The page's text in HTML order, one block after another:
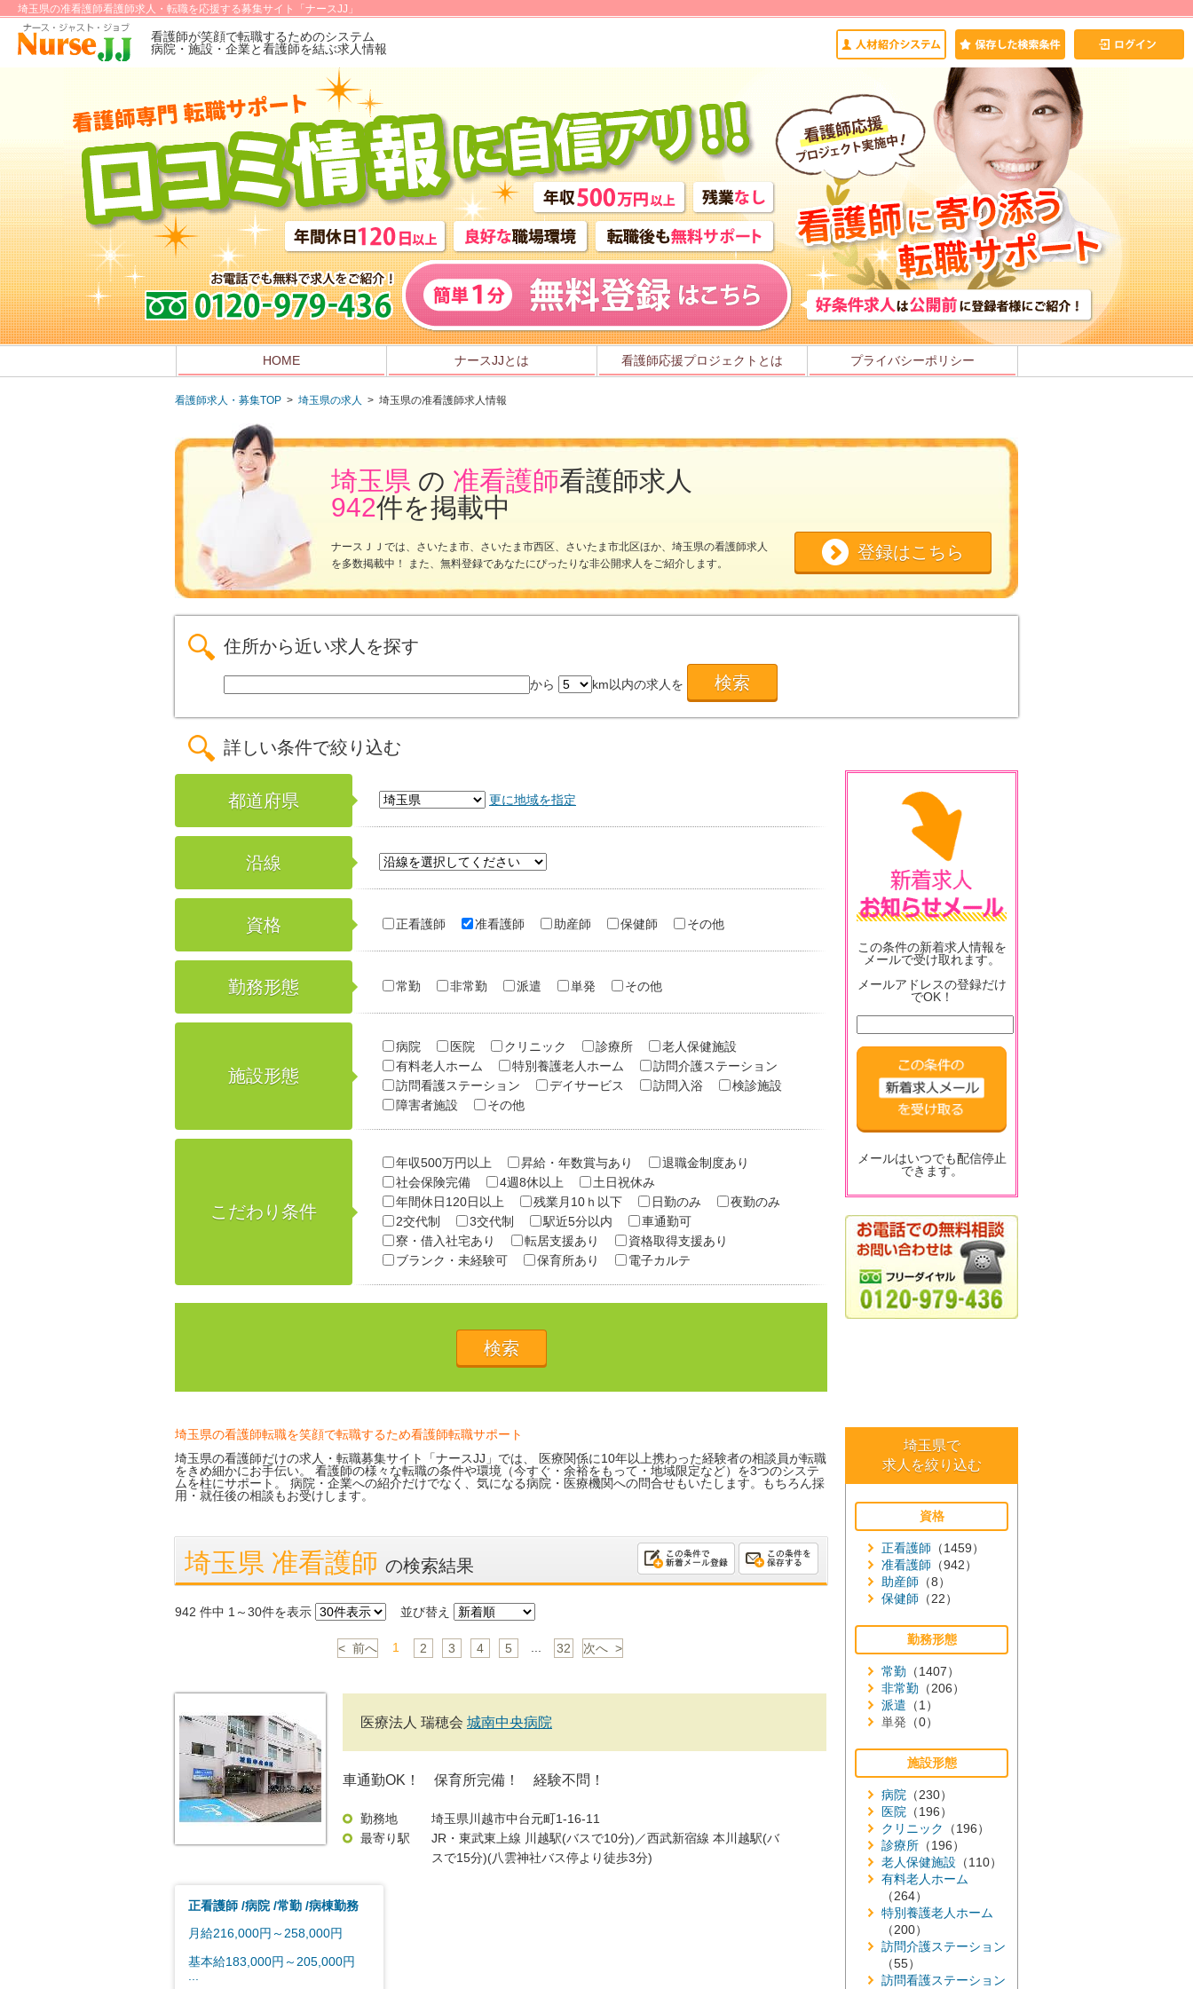
埼玉県の准看護師看護師求人・転職を応援する募集サイト「ナースJJ」
看護師が笑顔で転職するためのシステム
病院・施設・企業と看護師を結ぶ求人情報
HOME ナースJJとは 看護師応援プロジェクトとは プライバシーポリシー
看護師求人・募集TOP > 埼玉県の求人 > 埼玉県の准看護師求人情報
埼玉県 の 准看護師看護師求人
942件を掲載中
ナースＪＪでは、さいたま市、さいたま市西区、さいたま市北区ほか、埼玉県の看護師求人
を多数掲載中！ また、無料登録であなたにぴったりな非公開求人をご紹介します。
登録はこちら
住所から近い求人を探す
から km以内の求人を
詳しい条件で絞り込む
都道府県 更に地域を指定
沿線
資格 正看護師 准看護師 助産師 保健師 その他
勤務形態 常勤 非常勤 派遣 単発 その他
施設形態
病院 医院 クリニック 診療所
老人保健施設
有料老人ホーム
特別養護老人ホーム
訪問介護ステーション
訪問看護ステーション
デイサービス 訪問入浴
検診施設
障害者施設
その他
こだわり条件
年収500万円以上 昇給・年数賞与あり
退職金制度あり
社会保険完備
4週8休以上
土日祝休み
年間休日120日以上
残業月10ｈ以下 日勤のみ
夜勤のみ
2交代制
3交代制 駅近5分以内
車通勤可
寮・借入社宅あり
転居支援あり
資格取得支援あり
ブランク・未経験可
保育所あり 電子カルテ
この条件の新着求人情報を
メールで受け取れます。
メールアドレスの登録だけ
でOK！
メールはいつでも配信停止
できます。
埼玉県の看護師転職を笑顔で転職するため看護師転職サポート
埼玉県の看護師だけの求人・転職募集サイト「ナースJJ」では、 医療関係に10年以上携わった経験者の相談員が転職
をきめ細かにお手伝い。 看護師の様々な転職の条件や環境（今すぐ・余裕をもって・地域限定など）を3つのシステ
ムを柱にサポート。 病院・企業への紹介だけでなく、気になる病院・医療機関への問合せもいたします。もちろん採
用・就任後の相談もお受けします。
埼玉県 准看護師 の検索結果
942 件中 1～30件を表示 並び替え
< 前へ 1 2 3 4 5 32 次へ >
医療法人 瑞穂会 城南中央病院
車通勤OK！ 保育所完備！ 経験不問！
勤務地
埼玉県川越市中台元町1-16-11
最寄り駅
JR・東武東上線 川越駅(バスで10分)／西武新宿線 本川越駅(バ
スで15分)(八雲神社バス停より徒歩3分)
正看護師 病院 常勤 病棟勤務
月給216,000円～258,000円
基本給183,000円～205,000円
埼玉県で
求人を絞り込む
資格
正看護師 （1459）
准看護師 （942）
助産師 （8）
保健師 （22）
勤務形態
常勤 （1407）
非常勤 （206）
派遣 （1）
単発 （0）
施設形態
病院 （230）
医院 （196）
クリニック
（196）
診療所 （196）
老人保健施設 （110）
有料老人ホーム
（264）
特別養護老人ホーム
（200）
訪問介護ステーション
（55）
訪問看護ステーション